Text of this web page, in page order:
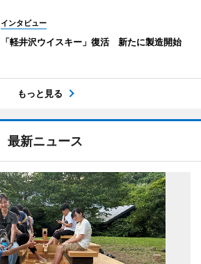
インタビュー
「軽井沢ウイスキー」復活 新たに製造開始
もっと見る
最新ニュース